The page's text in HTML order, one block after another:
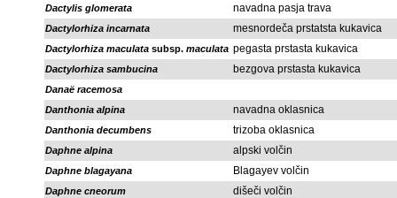
Dactylis glomerata navadna pasja trava
Dactylorhiza incarnata mesnordeča prstatsta kukavica
Dactylorhiza maculata subsp. maculata pegasta prstasta kukavica
Dactylorhiza sambucina bezgova prstasta kukavica
Danaë racemosa
Danthonia alpina
navadna oklasnica
Danthonia decumbens trizoba oklasnica
Daphne alpina alpski volčin
Daphne blagayana Blagayev volčin
Daphne cneorum dišeči volčin